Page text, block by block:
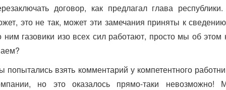
договор, как предлагал глава
это не так, может эти замечания приняты к
ним газовики изо всех сил работают, просто мы об этом
попытались взять комментарий у компетентного
но это оказалось прямо-таки невозможно!